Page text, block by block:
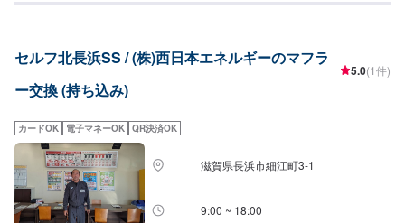
セルフ北長浜SS / (株)西日本エネルギーのマフラ
ー交換 (持ち込み)
5.0(1件)
カードOK 電子マネーOK QR決済OK
滋賀県長浜市細江町3-1
9:00 ~ 18:00